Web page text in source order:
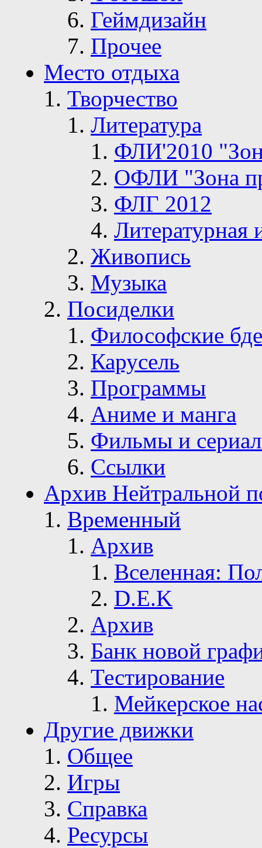
Геймдизайн
Прочее
Место отдыха
Творчество
Литература
ФЛИ'2010
ОФЛИ "Зона
ФЛГ 2012
Живопись
Музыка
Посиделки
Философские
Карусель
Программы
Аниме и манга
Фильмы и
Ссылки
Архив Нейтральной
Временный
Архив
Вселенная:
D.E.K
Архив
Банк новой
Тестирование
Мейкерское
Другие движки
Общее
Игры
Справка
Ресурсы